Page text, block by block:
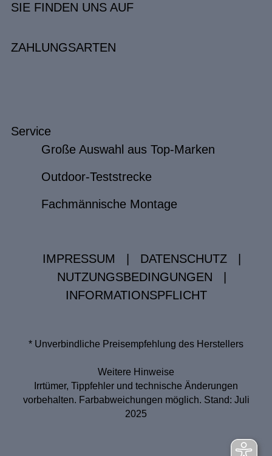
SIE FINDEN UNS AUF
ZAHLUNGSARTEN
Service
Große Auswahl aus Top-Marken
Outdoor-Teststrecke
Fachmännische Montage
IMPRESSUM DATENSCHUTZ
NUTZUNGSBEDINGUNGEN
INFORMATIONSPFLICHT
* Unverbindliche Preisempfehlung des Herstellers
Weitere Hinweise
Irrtümer, Tippfehler und technische Änderungen
vorbehalten. Farbabweichungen möglich. Stand: Juli
2025